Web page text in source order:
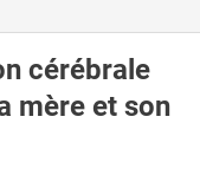
cérébrale
mère et son